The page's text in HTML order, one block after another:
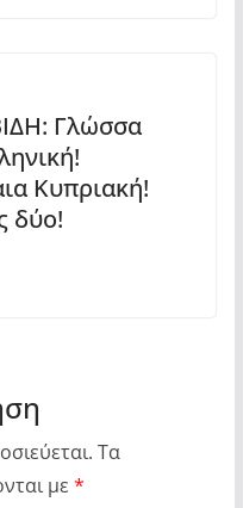
Γλώσσα
Kυπριακή!
δύο!
Τα
με *